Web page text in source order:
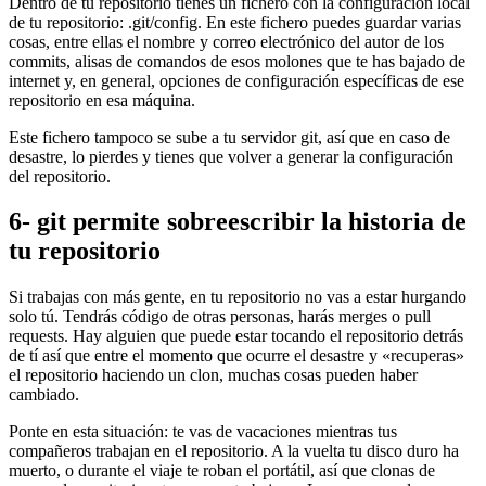
de tu repositorio: .git/config. En este fichero puedes guardar varias
cosas, entre ellas el nombre y correo electrónico del autor de los
commits, alisas de comandos de esos molones que te has bajado de
internet y, en general, opciones de configuración específicas de ese
repositorio en esa máquina.
Este fichero tampoco se sube a tu servidor git, así que en caso de
desastre, lo pierdes y tienes que volver a generar la configuración
del repositorio.
6- git permite sobreescribir la historia de
tu repositorio
Si trabajas con más gente, en tu repositorio no vas a estar hurgando
solo tú. Tendrás código de otras personas, harás merges o pull
requests. Hay alguien que puede estar tocando el repositorio detrás
de tí así que entre el momento que ocurre el desastre y «recuperas»
el repositorio haciendo un clon, muchas cosas pueden haber
cambiado.
Ponte en esta situación: te vas de vacaciones mientras tus
compañeros trabajan en el repositorio. A la vuelta tu disco duro ha
muerto, o durante el viaje te roban el portátil, así que clonas de